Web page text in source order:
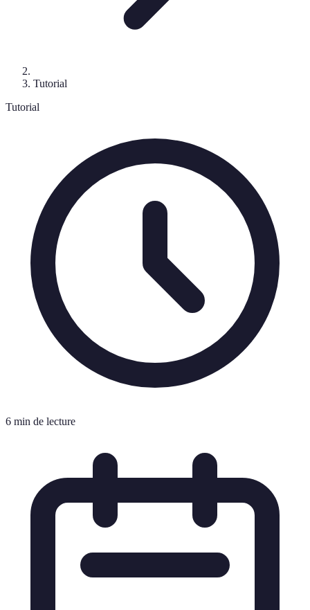
Tutorial
Tutorial
6 min de lecture